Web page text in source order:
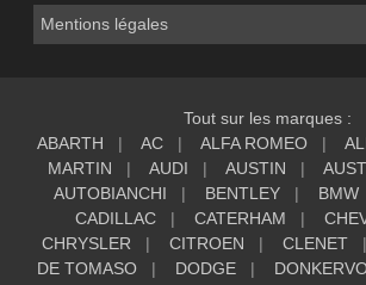
Mentions légales
Tout sur les marques :
ABARTH
AC ALFA ROMEO
MARTIN
AUDI AUSTIN
AUTOBIANCHI
BENTLEY BMW
CADILLAC
CATERHAM
CHRYSLER
CITROEN CLENET
DE TOMASO
DODGE